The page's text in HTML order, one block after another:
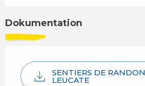
Dokumentation
SENTIERS DE
LEUCATE